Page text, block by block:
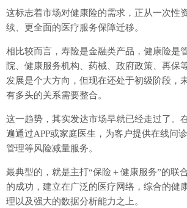
这标志着市场对健康险的需求，正从一次性
续、更全面的医疗服务保障迁移。
相比较而言，寿险是金融类产品，健康险是
院、健康服务机构、药械、政府政策、再保
发展是个大方向，但现在还处于初级阶段，
有多头的关系需要整合。
这一趋势，其实发达市场早就已经走过了。
遍通过APP或家庭医生，为客户提供在线问
管理等风险减量服务。
最典型的，就是主打“保险＋健康服务”的联
的成功，建立在广泛的医疗网络，综合的健
理以及强大的数据分析能力之上。